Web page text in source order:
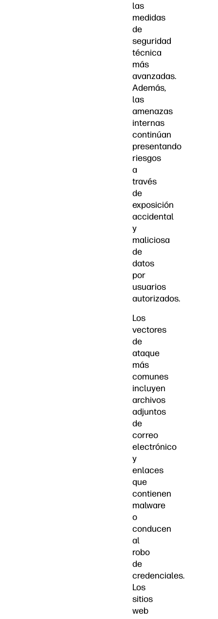
las
medidas
de
seguridad
técnica
más
avanzadas.
Además,
las
amenazas
internas
continúan
presentando
riesgos
a
través
de
exposición
accidental
y
maliciosa
de
datos
por
usuarios
autorizados.
Los
vectores
de
ataque
más
comunes
incluyen
archivos
adjuntos
de
correo
electrónico
y
enlaces
que
contienen
malware
o
conducen
al
robo
de
credenciales.
Los
sitios
web